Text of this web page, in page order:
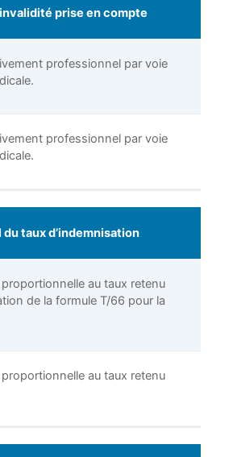
prise en compte
professionnel par voie
professionnel par voie
du taux d’indemnisation
au taux retenu
de la formule T/66 pour la
au taux retenu